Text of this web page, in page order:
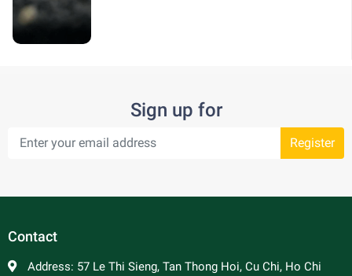
Sign up for
Register
Contact
Address: 57 Le Thi Sieng, Tan Thong Hoi, Cu Chi, Ho Chi